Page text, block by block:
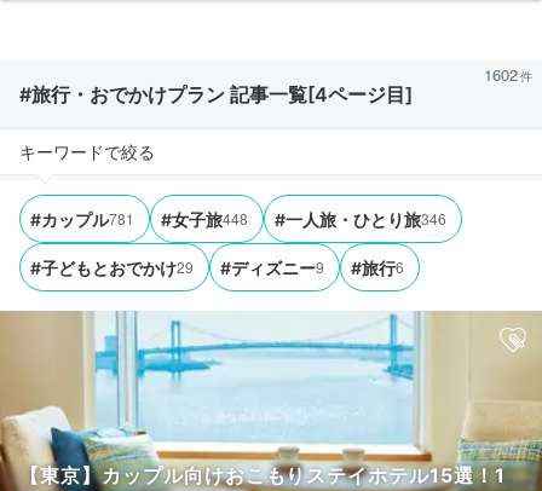
#旅行・おでかけプラン 記事一覧[4ページ目]
1602
キーワードで絞る
#カップル781 #女子旅448 #一人旅・ひとり旅346
#子どもとおでかけ29 #ディズニー9 #旅行6
【東京】カップル向けおこもりステイホテル15選！1